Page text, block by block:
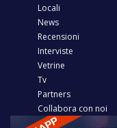
Locali
News
Recensioni
Interviste
Vetrine
Tv
Partners
Collabora con noi